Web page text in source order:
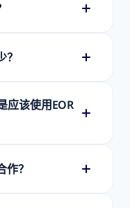
应该使用EOR
？